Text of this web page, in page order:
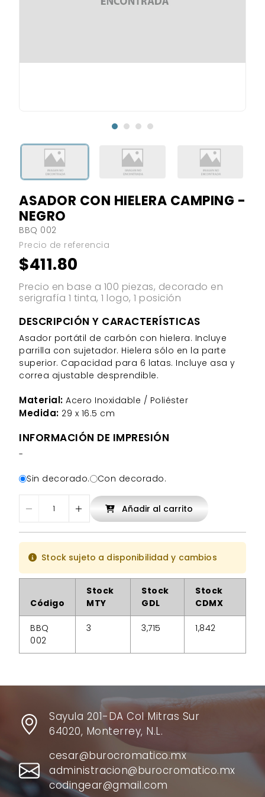
ASADOR CON HIELERA CAMPING -
NEGRO
BBQ 002
Precio de referencia
$411.80
Precio en base a 100 piezas, decorado en
serigrafía 1 tinta, 1 logo, 1 posición
DESCRIPCIÓN Y CARACTERÍSTICAS
Asador portátil de carbón con hielera. Incluye
parrilla con sujetador. Hielera sólo en la parte
superior. Capacidad para 6 latas. Incluye asa y
correa ajustable desprendible.
Material: Acero Inoxidable / Poliéster
Medida: 29 x 16.5 cm
INFORMACIÓN DE IMPRESIÓN
-
Sin decorado. Con decorado.
Añadir al carrito
Stock sujeto a disponibilidad y cambios
Código
Stock
MTY
Stock
GDL
Stock
CDMX
BBQ
002
3 3,715 1,842
Sayula 201-DA Col Mitras Sur
64020, Monterrey, N.L.
cesar@burocromatico.mx
administracion@burocromatico.mx
codingear@gmail.com